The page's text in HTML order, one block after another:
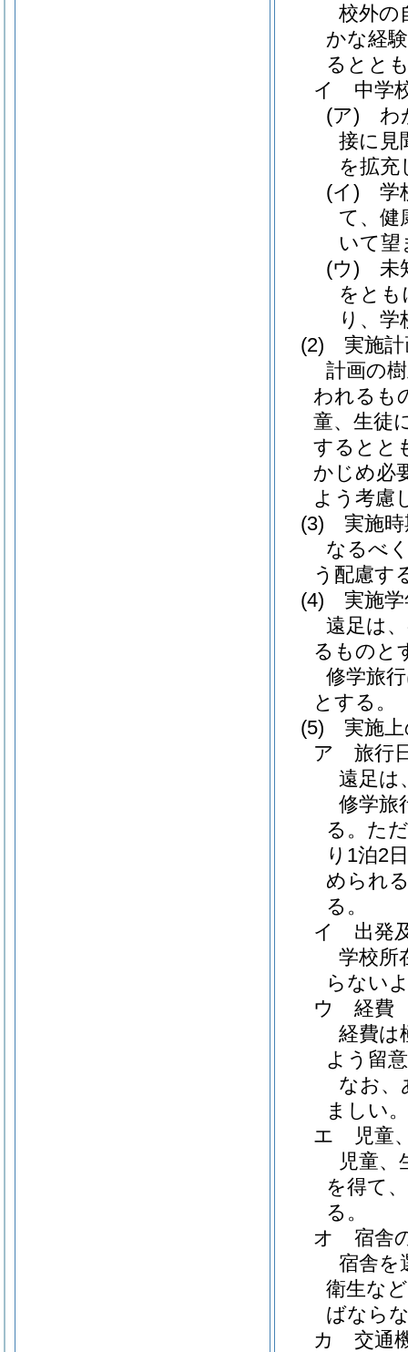
校外の
かな経
るとと
イ 中学
(ア) わ
接に見
を拡充
(イ) 学
て、健
いて望
(ウ) 未
をとも
り、
(2) 実施計
計画の
われるも
童、生徒
するとと
かじめ必
よう考慮
(3) 実施時
なるべ
う配慮す
(4) 実施学
遠足は
るものと
修学旅
とする。
(5) 実施上
ア 旅行
遠足は
修学旅
る。た
り1泊2
められ
る。
イ 出発
学校所
らない
ウ 経費
経費は
よう留
なお、
ましい。
エ 児童
児童
を得て
る。
オ 宿舎
宿舎を
衛生な
ばなら
カ 交通